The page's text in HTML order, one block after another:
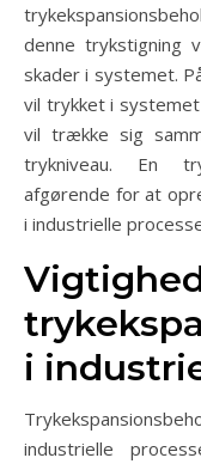
denne trykstigning
skader i systemet.
vil trykket i
vil trække sig
trykniveau. En
afgørende for at
i industrielle
i
industrielle